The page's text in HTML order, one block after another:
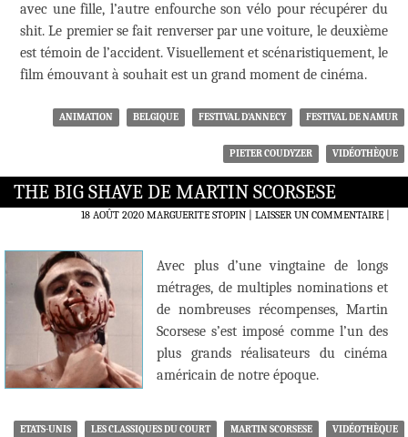
avec une fille, l’autre enfourche son vélo pour récupérer du
shit. Le premier se fait renverser par une voiture, le deuxième
est témoin de l’accident. Visuellement et scénaristiquement, le
film émouvant à souhait est un grand moment de cinéma.
ANIMATION BELGIQUE FESTIVAL D'ANNECY FESTIVAL DE NAMUR
PIETER COUDYZER VIDÉOTHÈQUE
THE BIG SHAVE DE MARTIN SCORSESE
18 AOÛT 2020 MARGUERITE STOPIN LAISSER UN COMMENTAIRE|
Avec plus d’une vingtaine de longs
métrages, de multiples nominations et
de nombreuses récompenses, Martin
Scorsese s’est imposé comme l’un des
plus grands réalisateurs du cinéma
américain de notre époque.
ETATS-UNIS LES CLASSIQUES DU COURT MARTIN SCORSESE VIDÉOTHÈQUE